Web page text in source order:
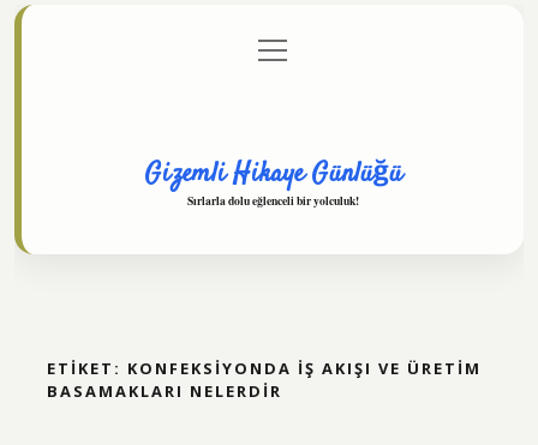
Gizlilik Politikası
menüyü
aç
Gizemli Hikaye Günlüğü
Sırlarla dolu eğlenceli bir yolculuk!
ETIKET: KONFEKSIYONDA IŞ AKIŞI VE ÜRETIM
BASAMAKLARI NELERDIR